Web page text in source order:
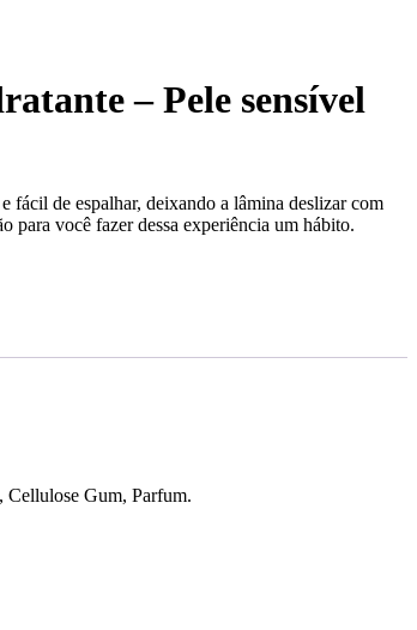
– Pele sensível
fácil de espalhar, deixando a lâmina deslizar com
para você fazer dessa experiência um hábito.
Gum, Parfum.